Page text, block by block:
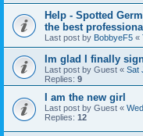
Help - Spotted
the best
Last post by BobbyeF5 «
Im glad I finally
Last post by Guest « Sat
Replies: 9
I am the new girl
Last post by Guest «
Replies: 12